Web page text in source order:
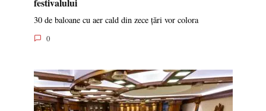
30 de baloane cu aer cald din zece țări vor colora
0